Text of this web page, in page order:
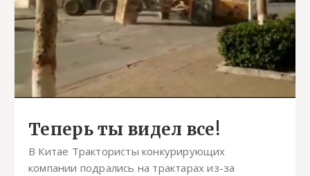
Теперь ты видел все!
В Китае Трактористы конкурирующих
компании подрались на трактарах из-за